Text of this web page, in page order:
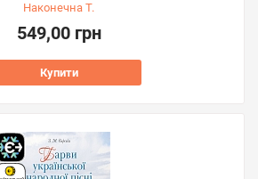
Наконечна Т.
549,00 грн
Купити